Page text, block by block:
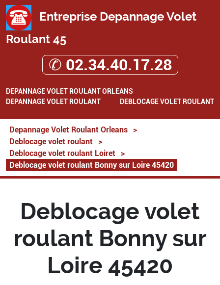
Entreprise Depannage Volet
Roulant 45
✆ 02.34.40.17.28
DEPANNAGE VOLET ROULANT ORLEANS
DEPANNAGE VOLET ROULANT
DEBLOCAGE VOLET ROULANT
Depannage Volet Roulant Orleans
>
Deblocage volet roulant
>
Deblocage volet roulant Loiret
>
Deblocage volet roulant Bonny sur Loire 45420
Deblocage volet
roulant Bonny sur
Loire 45420